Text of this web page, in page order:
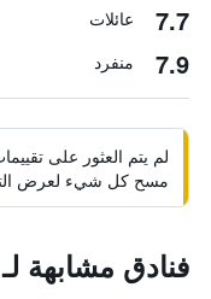
7.7 عائلات
7.9 منفرد
لم يتم العثور على
مسح كل شيء لعرض
فنادق مشابهة